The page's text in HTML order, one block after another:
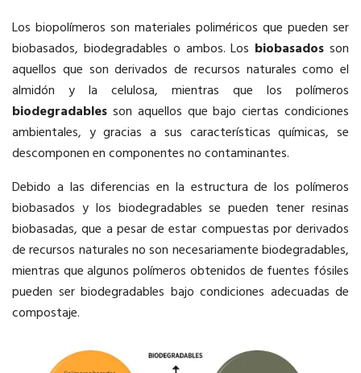
Los biopolímeros son materiales poliméricos que pueden ser
biobasados, biodegradables o ambos. Los biobasados son
aquellos que son derivados de recursos naturales como el
almidón y la celulosa, mientras que los polímeros
biodegradables son aquellos que bajo ciertas condiciones
ambientales, y gracias a sus características químicas, se
descomponen en componentes no contaminantes.
Debido a las diferencias en la estructura de los polímeros
biobasados y los biodegradables se pueden tener resinas
biobasadas, que a pesar de estar compuestas por derivados
de recursos naturales no son necesariamente biodegradables,
mientras que algunos polímeros obtenidos de fuentes fósiles
pueden ser biodegradables bajo condiciones adecuadas de
compostaje.